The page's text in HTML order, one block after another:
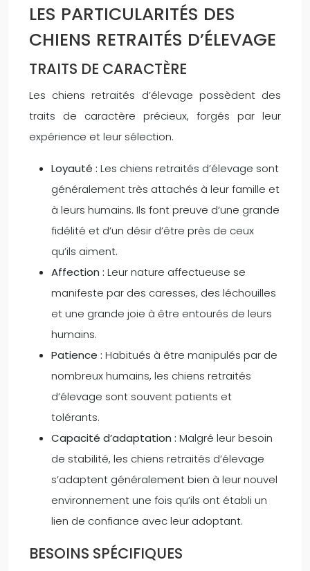
LES PARTICULARITÉS DES
CHIENS RETRAITÉS D’ÉLEVAGE
TRAITS DE CARACTÈRE
Les chiens retraités d’élevage possèdent des
traits de caractère précieux, forgés par leur
expérience et leur sélection.
Loyauté : Les chiens retraités d’élevage sont
généralement très attachés à leur famille et
à leurs humains. Ils font preuve d’une grande
fidélité et d’un désir d’être près de ceux
qu’ils aiment.
Affection : Leur nature affectueuse se
manifeste par des caresses, des léchouilles
et une grande joie à être entourés de leurs
humains.
Patience : Habitués à être manipulés par de
nombreux humains, les chiens retraités
d’élevage sont souvent patients et
tolérants.
Capacité d’adaptation : Malgré leur besoin
de stabilité, les chiens retraités d’élevage
s’adaptent généralement bien à leur nouvel
environnement une fois qu’ils ont établi un
lien de confiance avec leur adoptant.
BESOINS SPÉCIFIQUES